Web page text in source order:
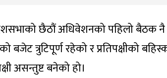
छैठौं अधिवेशनको पहिलो बैठक नै
बजेट त्रुटिपूर्ण रहेको र प्रतिपक्षीको
असन्तुष्ट बनेको हो।